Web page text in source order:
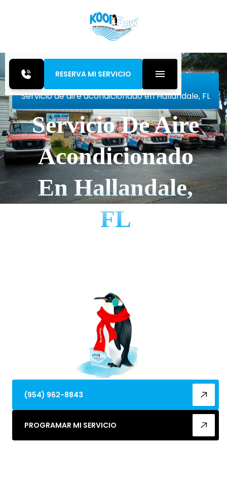
RESERVA MI SERVICIO
Servicio de aire acondicionado en Hallandale, FL
Servicio De Aire
Acondicionado
En Hallandale,
FL
(954) 962-8843
PROGRAMAR MI SERVICIO